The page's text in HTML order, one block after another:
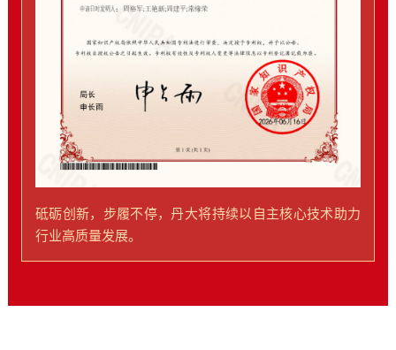
砥砺创新，步履不停，丹大将持续以自主核心技术助力
行业高质量发展。